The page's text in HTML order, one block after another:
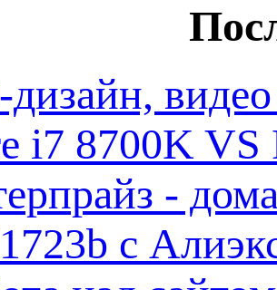
i7 8700K VS
-
с